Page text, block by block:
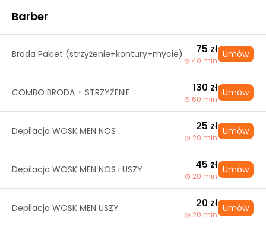
Barber
Broda Pakiet (strzyżenie+kontury+mycie) 75 zł
40 min
Umów
COMBO BRODA + STRZYŻENIE 130 zł
60 min
Umów
Depilacja WOSK MEN NOS 25 zł
20 min
Umów
Depilacja WOSK MEN NOS i USZY 45 zł
20 min
Umów
Depilacja WOSK MEN USZY 20 zł
20 min
Umów